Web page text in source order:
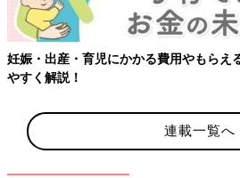
妊娠・出産・育児にかかる費用やもらえ
やすく解説！
連載一覧へ